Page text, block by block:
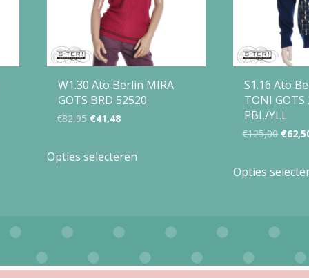
W1.30 Ato Berlin MIRA
GOTS BRD 52520
€82,95 Oorspronkelijke
was:
€41,48Huidige
is:
Opties selecteren
variaties.
Deze
S1.16 Ato
TONI GOTS
PBL/YLL
€125,00
was:
€
Opties